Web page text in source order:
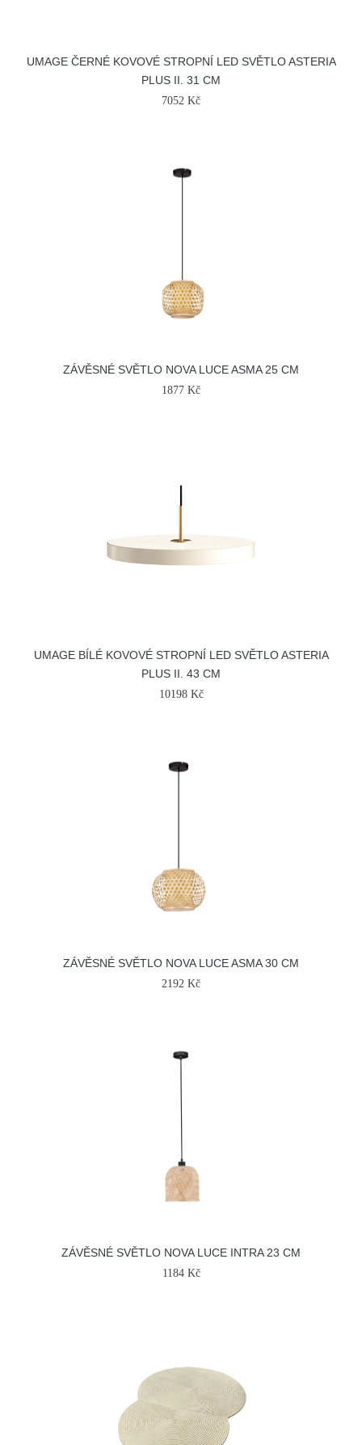
UMAGE ČERNÉ KOVOVÉ STROPNÍ LED SVĚTLO ASTERIA
PLUS II. 31 CM
7052 Kč
ZÁVĚSNÉ SVĚTLO NOVA LUCE ASMA 25 CM
1877 Kč
UMAGE BÍLÉ KOVOVÉ STROPNÍ LED SVĚTLO ASTERIA
PLUS II. 43 CM
10198 Kč
ZÁVĚSNÉ SVĚTLO NOVA LUCE ASMA 30 CM
2192 Kč
ZÁVĚSNÉ SVĚTLO NOVA LUCE INTRA 23 CM
1184 Kč